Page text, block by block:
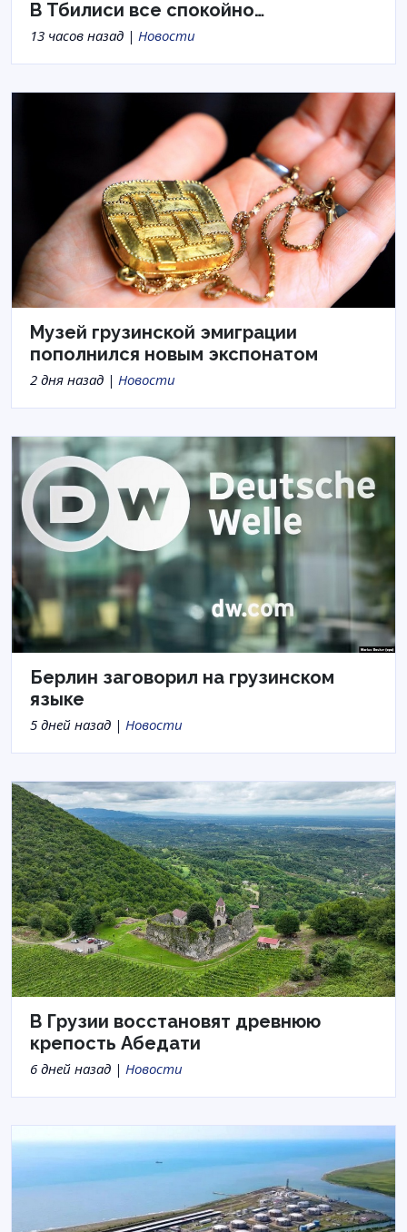
В Тбилиси все спокойно…
13 часов назад | Новости
Музей грузинской эмиграции
пополнился новым экспонатом
2 дня назад | Новости
Берлин заговорил на грузинском
языке
5 дней назад | Новости
В Грузии восстановят древнюю
крепость Абедати
6 дней назад | Новости